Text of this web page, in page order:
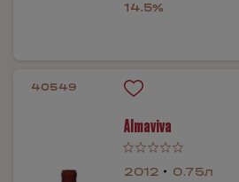
14.5%
40549
Almaviva
2012 0.75л